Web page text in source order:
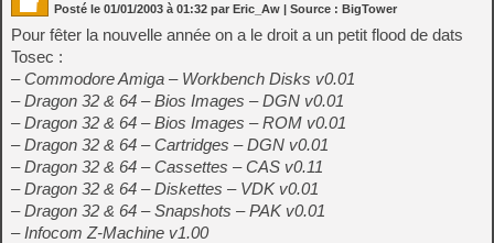
Posté le 01/01/2003 à 01:32 par Eric_Aw | Source : BigTower
Pour fêter la nouvelle année on a le droit a un petit flood de dats
Tosec :
– Commodore Amiga – Workbench Disks v0.01
– Dragon 32 & 64 – Bios Images – DGN v0.01
– Dragon 32 & 64 – Bios Images – ROM v0.01
– Dragon 32 & 64 – Cartridges – DGN v0.01
– Dragon 32 & 64 – Cassettes – CAS v0.11
– Dragon 32 & 64 – Diskettes – VDK v0.01
– Dragon 32 & 64 – Snapshots – PAK v0.01
– Infocom Z-Machine v1.00